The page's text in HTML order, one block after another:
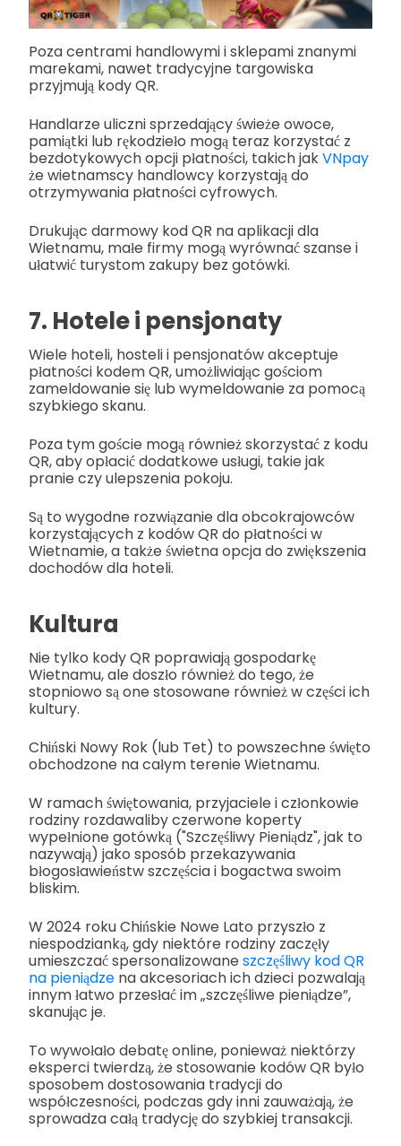
Poza centrami handlowymi i sklepami znanymi
marekami, nawet tradycyjne targowiska
przyjmują kody QR.
Handlarze uliczni sprzedający świeże owoce,
pamiątki lub rękodzieło mogą teraz korzystać z
bezdotykowych opcji płatności, takich jakVNpay
że wietnamscy handlowcy korzystają do
otrzymywania płatności cyfrowych.
Drukując darmowy kod QR na aplikacji dla
Wietnamu, małe firmy mogą wyrównać szanse i
ułatwić turystom zakupy bez gotówki.
7. Hotele i pensjonaty
Wiele hoteli, hosteli i pensjonatów akceptuje
płatności kodem QR, umożliwiając gościom
zameldowanie się lub wymeldowanie za pomocą
szybkiego skanu.
Poza tym goście mogą również skorzystać z kodu
QR, aby opłacić dodatkowe usługi, takie jak
pranie czy ulepszenia pokoju.
Są to wygodne rozwiązanie dla obcokrajowców
korzystających z kodów QR do płatności w
Wietnamie, a także świetna opcja do zwiększenia
dochodów dla hoteli.
Kultura
Nie tylko kody QR poprawiają gospodarkę
Wietnamu, ale doszło również do tego, że
stopniowo są one stosowane również w części ich
kultury.
Chiński Nowy Rok (lub Tet) to powszechne święto
obchodzone na całym terenie Wietnamu.
W ramach świętowania, przyjaciele i członkowie
rodziny rozdawaliby czerwone koperty
wypełnione gotówką ("Szczęśliwy Pieniądz", jak to
nazywają) jako sposób przekazywania
błogosławieństw szczęścia i bogactwa swoim
bliskim.
W 2024 roku Chińskie Nowe Lato przyszło z
niespodzianką, gdy niektóre rodziny zaczęły
umieszczać spersonalizowane szczęśliwy kod QR
na pieniądze na akcesoriach ich dzieci pozwalają
innym łatwo przesłać im „szczęśliwe pieniądze”,
skanując je.
To wywołało debatę online, ponieważ niektórzy
eksperci twierdzą, że stosowanie kodów QR było
sposobem dostosowania tradycji do
współczesności, podczas gdy inni zauważają, że
sprowadza całą tradycję do szybkiej transakcji.